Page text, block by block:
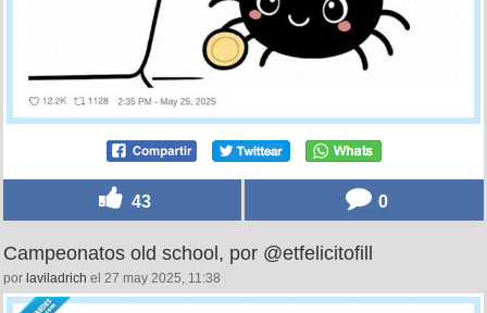
43 0
Campeonatos old school, por @etfelicitofill
por laviladrich el 27 may 2025, 11:38